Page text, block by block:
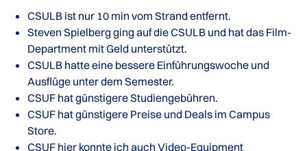
CSULB ist nur 10 min vom Strand entfernt.
Steven Spielberg ging auf die CSULB und hat das Film-
Department mit Geld unterstützt.
CSULB hatte eine bessere Einführungswoche und
Ausflüge unter dem Semester.
CSUF hat günstigere Studiengebühren.
CSUF hat günstigere Preise und Deals im Campus
Store.
CSUF hier konnte ich auch Video-Equipment